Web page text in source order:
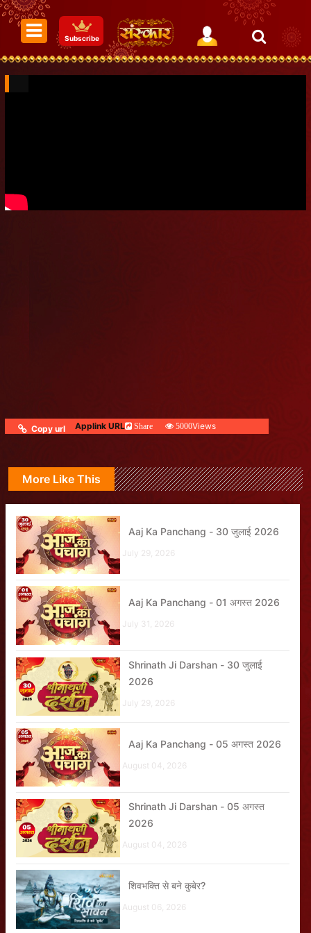
Subscribe
Copy url Applink URL Share 5000Views
More Like This
Aaj Ka Panchang - 30 जुलाई 2026
July 29, 2026
Aaj Ka Panchang - 01 अगस्त 2026
July 31, 2026
Shrinath Ji Darshan - 30 जुलाई
2026
July 29, 2026
Aaj Ka Panchang - 05 अगस्त 2026
August 04, 2026
Shrinath Ji Darshan - 05 अगस्त
2026
August 04, 2026
शिवभक्ति से बने कुबेर?
August 06, 2026